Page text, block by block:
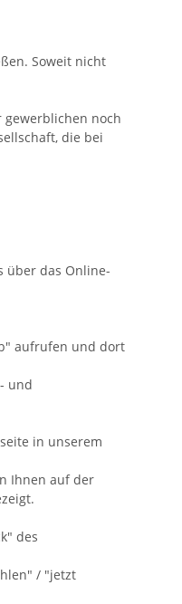
Soweit nicht
gewerblichen noch
die bei
über das Online-
aufrufen und dort
und
in unserem
Ihnen auf der
des
/ "jetzt